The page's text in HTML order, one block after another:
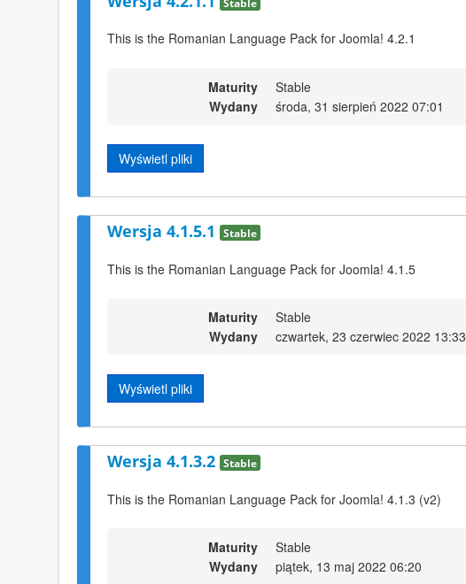
This is the Romanian Language Pack for Joomla! 4.2.1
Maturity
Stable
Wydany
środa, 31 sierpień 2022 07:01
Wyświetl pliki
Wersja 4.1.5.1 Stable
This is the Romanian Language Pack for Joomla! 4.1.5
Maturity
Stable
Wydany
czwartek, 23 czerwiec 2022 13:33
Wyświetl pliki
Wersja 4.1.3.2 Stable
This is the Romanian Language Pack for Joomla! 4.1.3 (v2)
Maturity
Stable
Wydany
piątek, 13 maj 2022 06:20